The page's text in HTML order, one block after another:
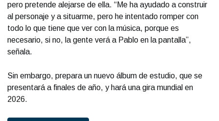
pero pretende alejarse de ella. “Me ha ayudado a construir
al personaje y a situarme, pero he intentado romper con
todo lo que tiene que ver con la música, porque es
necesario, si no, la gente verá a Pablo en la pantalla”,
señala.
Sin embargo, prepara un nuevo álbum de estudio, que se
presentará a finales de año, y hará una gira mundial en
2026.